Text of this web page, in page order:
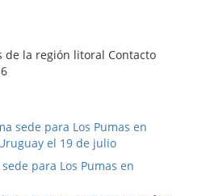
de la región litoral Contacto
para Los Pumas en